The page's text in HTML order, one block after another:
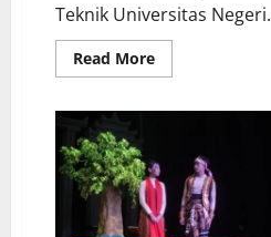
Teknik Universitas
Read MoreRead
more
PERMITHA
Thailand
Selenggarakan
Workshop
Internasional